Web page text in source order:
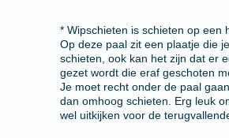
* Wipschieten is schieten op een
Op deze paal zit een plaatje die
schieten, ook kan het zijn dat er
gezet wordt die eraf geschoten
Je moet recht onder de paal
dan omhoog schieten. Erg leuk
wel uitkijken voor de